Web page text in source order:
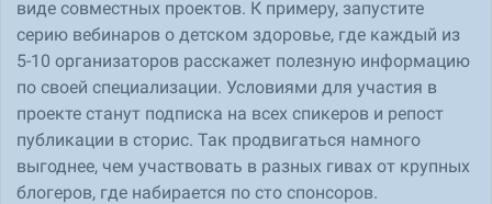
виде совместных проектов. К примеру, запустите
серию вебинаров о детском здоровье, где каждый из
5-10 организаторов расскажет полезную информацию
по своей специализации. Условиями для участия в
проекте станут подписка на всех спикеров и репост
публикации в сторис. Так продвигаться намного
выгоднее, чем участвовать в разных гивах от крупных
блогеров, где набирается по сто спонсоров.